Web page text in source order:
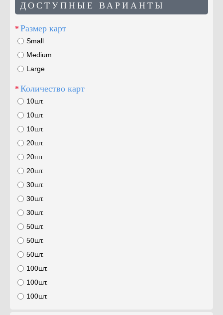
ДОСТУПНЫЕ ВАРИАНТЫ
Размер карт
Small
Medium
Large
Количество карт
10шт.
10шт.
10шт.
20шт.
20шт.
20шт.
30шт.
30шт.
30шт.
50шт.
50шт.
50шт.
100шт.
100шт.
100шт.